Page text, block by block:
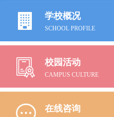
学校概况
SCHOOL PROFILE
校园活动
CAMPUS CULTURE
在线咨询